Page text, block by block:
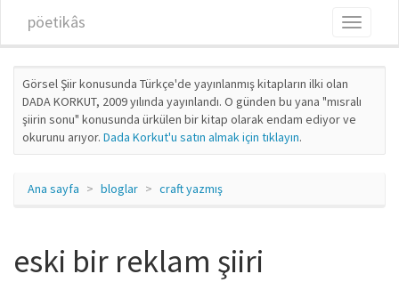
pöetikâs
Toggle
Görsel Şiir konusunda Türkçe'de yayınlanmış kitapların ilki olan
DADA KORKUT, 2009 yılında yayınlandı. O günden bu yana "mısralı
şiirin sonu" konusunda ürkülen bir kitap olarak endam ediyor ve
okurunu arıyor. Dada Korkut'u satın almak için tıklayın.
Ana sayfa bloglar craft yazmış
eski bir reklam şiiri